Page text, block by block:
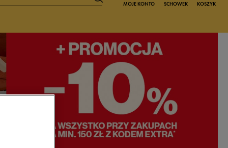
BUTY DLA CHŁOPCA BUTY DLA DZIEWCZYNKI
0-4 lat
4-8 lat
9-16 lat
MOJE KONTO SCHOWEK KOSZYK